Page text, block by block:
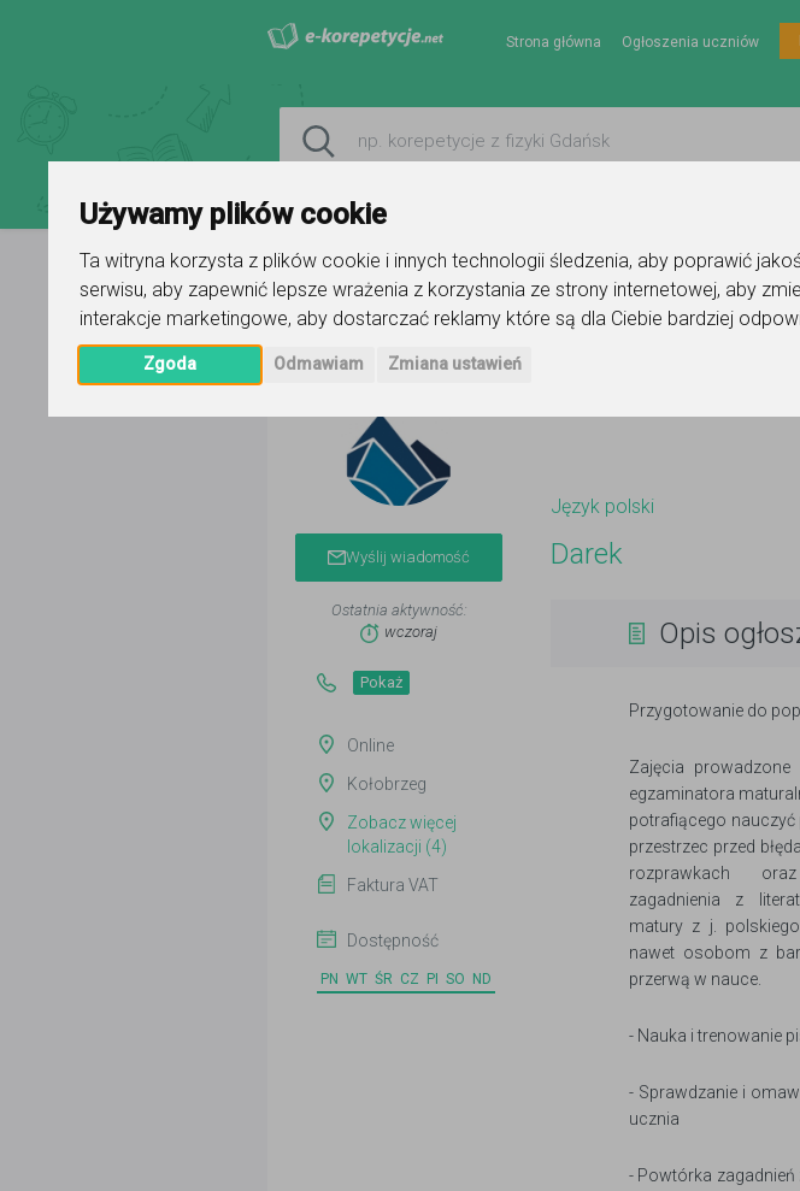
Używamy plików cookie
Ta witryna korzysta z plików cookie i innych technologii śledzenia, aby poprawić
serwisu, aby zapewnić lepsze wrażenia z korzystania ze strony internetowej, aby
interakcje marketingowe, aby dostarczać reklamy które są dla Ciebie bardziej
Zgoda Odmawiam Zmiana ustawień
Strona główna Ogłoszenia uczniów
Strona główna Darek Ogłoszenie korepetytora - język polski
Wyślij wiadomość
Ostatnia aktywność:
wczoraj
Pokaż
Online
Kołobrzeg
Zobacz więcej
lokalizacji (4)
Faktura VAT
Dostępność
PN WT ŚR CZ PI SO ND
Język polski
Darek
Opis
Przygotowanie do
Zajęcia
egzaminatora
potrafiącego nauczyć
przestrzec przed
rozprawkach
zagadnienia z
matury z j.
nawet osobom z
przerwą w nauce.
- Nauka i trenowanie
- Sprawdzanie i
ucznia
- Powtórka zagadnień